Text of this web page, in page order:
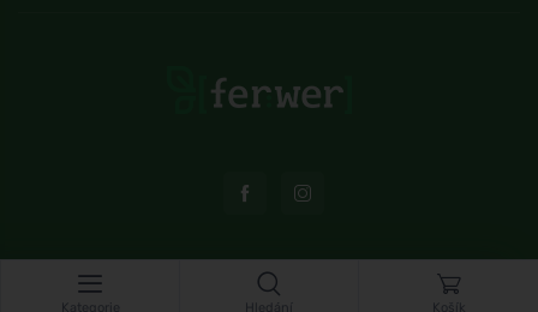
© Topshelf s.r.o. Všechna práva vyhrazena.
Kategorie Hledání Košík